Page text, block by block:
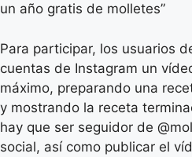
un año gratis de molletes”
Para participar, los usuarios
cuentas de Instagram un
máximo, preparando una
y mostrando la receta
hay que ser seguidor de
social, así como publicar el